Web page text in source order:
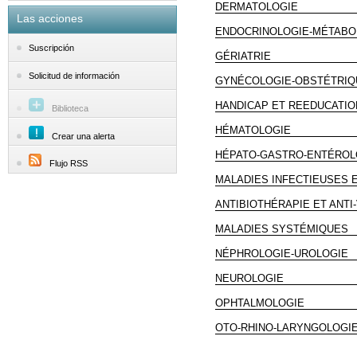
Las acciones
Suscripción
Solicitud de información
Biblioteca
Crear una alerta
Flujo RSS
DERMATOLOGIE
ENDOCRINOLOGIE-
GÉRIATRIE
GYNÉCOLOGIE-
HANDICAP ET
HÉMATOLOGIE
HÉPATO-GASTRO-
MALADIES INFECTIEUSES
ANTIBIOTHÉRAPIE ET
MALADIES SYSTÉMIQUES
NÉPHROLOGIE-UROLOGIE
NEUROLOGIE
OPHTALMOLOGIE
OTO-RHINO-